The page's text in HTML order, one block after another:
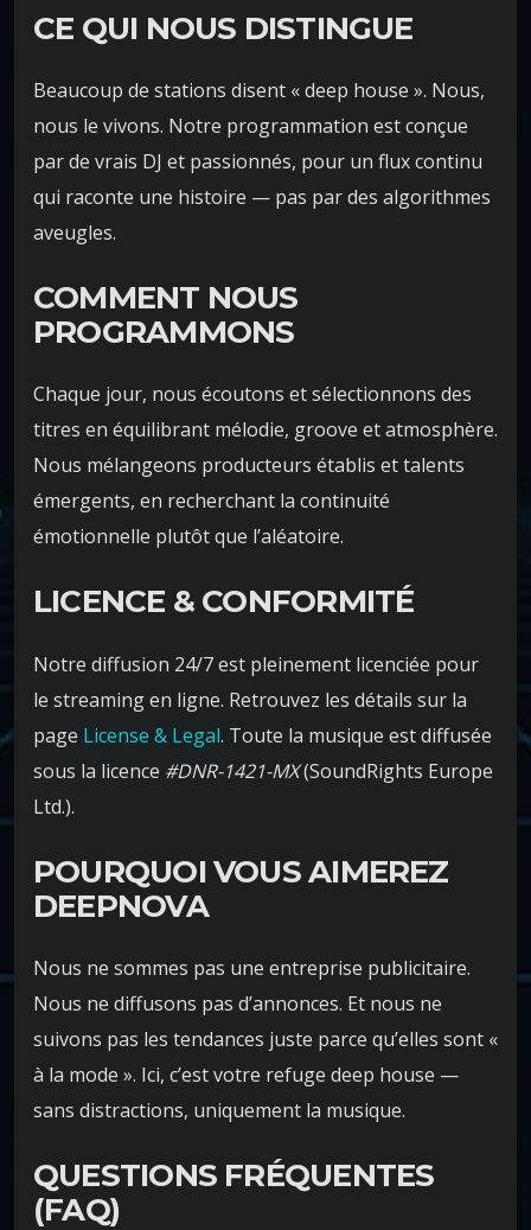
CE QUI NOUS DISTINGUE
Beaucoup de stations disent « deep house ». Nous,
nous le vivons. Notre programmation est conçue
par de vrais DJ et passionnés, pour un flux continu
qui raconte une histoire — pas par des algorithmes
aveugles.
COMMENT NOUS
PROGRAMMONS
Chaque jour, nous écoutons et sélectionnons des
titres en équilibrant mélodie, groove et atmosphère.
Nous mélangeons producteurs établis et talents
émergents, en recherchant la continuité
émotionnelle plutôt que l’aléatoire.
LICENCE & CONFORMITÉ
Notre diffusion 24/7 est pleinement licenciée pour
le streaming en ligne. Retrouvez les détails sur la
page License & Legal. Toute la musique est diffusée
sous la licence #DNR-1421-MX(SoundRights Europe
Ltd.).
POURQUOI VOUS AIMEREZ
DEEPNOVA
Nous ne sommes pas une entreprise publicitaire.
Nous ne diffusons pas d’annonces. Et nous ne
suivons pas les tendances juste parce qu’elles sont «
à la mode ». Ici, c’est votre refuge deep house —
sans distractions, uniquement la musique.
QUESTIONS FRÉQUENTES
(FAQ)